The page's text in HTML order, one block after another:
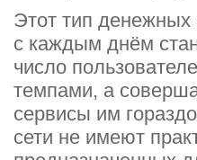
Этот тип
с каждым днём
число
темпами, а
сервисы им
сети не имеют